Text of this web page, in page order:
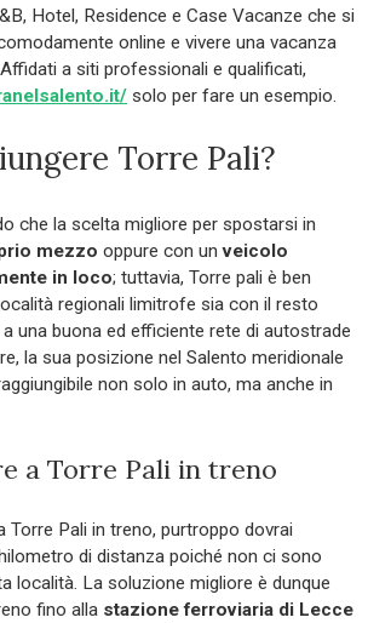
Hotel, Residence e Case Vacanze che si
online e vivere una vacanza
Affidati a siti professionali e qualificati,
solo per fare un esempio.
Torre Pali?
che la scelta migliore per spostarsi in
mezzo oppure con unveicolo
in loco; tuttavia, Torre pali è ben
regionali limitrofe sia con il resto
una buona ed efficiente rete di autostrade
la sua posizione nel Salento meridionale
non solo in auto, ma anche in
a Torre Pali in treno
Torre Pali in treno, purtroppo dovrai
di distanza poiché non ci sono
località. La soluzione migliore è dunque
fino alla stazione ferroviaria di Lecce